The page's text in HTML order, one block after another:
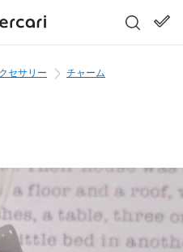
セサリー チャーム